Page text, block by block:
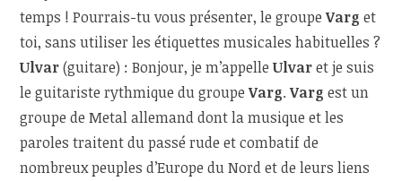
temps ! Pourrais-tu vous présenter, le groupeVarget
toi, sans utiliser les étiquettes musicales habituelles ?
Ulvar(guitare) : Bonjour, je m’appelleUlvaret je suis
le guitariste rythmique du groupeVarg.Vargest un
groupe de Metal allemand dont la musique et les
paroles traitent du passé rude et combatif de
nombreux peuples d’Europe du Nord et de leurs liens